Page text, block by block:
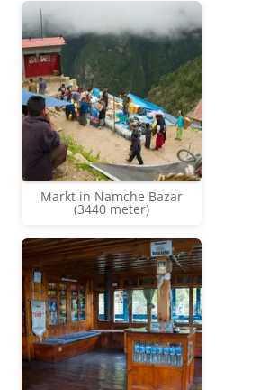
Markt in Namche Bazar
(3440 meter)